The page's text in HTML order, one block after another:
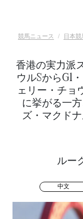
競馬ニュース 日本競
香港の実力派
ウルSからG1
ェリー・チョ
に挙がる一
ズ・マクド
ルー
中文